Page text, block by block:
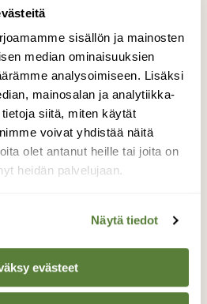
sisällön ja mainosten
median ominaisuuksien
analysoimiseen. Lisäksi
mainosalan ja analytiikka-
siitä, miten käytät
voivat yhdistää näitä
olet antanut heille tai joita on
heidän palvelujaan.
Näytä tiedot
evästeet
olevia kurkia, kun kuulin
ääntä. Toiselta puolelta
noussut valtava parvi
matalalla ylitseni ja
viereiselle pellolle.
Irma, Sastamala 02.09.2021
LISTAAN